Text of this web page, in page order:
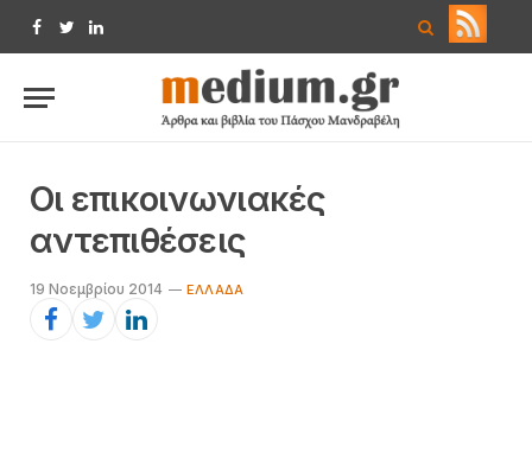
Facebook
TwitterLinkedIn
Οι επικοινωνιακές
αντεπιθέσεις
19 Νοεμβρίου 2014 EΛΛΆΔΑ